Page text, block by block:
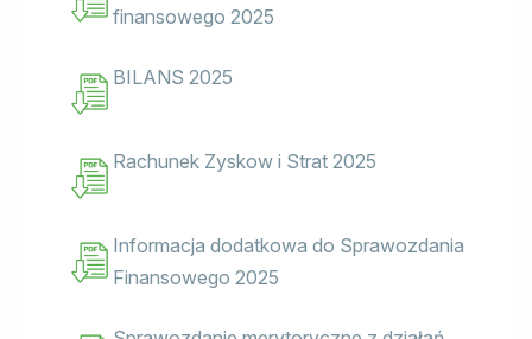
finansowego 2025
BILANS 2025
Rachunek Zyskow i Strat 2025
Informacja dodatkowa do Sprawozdania
Finansowego 2025